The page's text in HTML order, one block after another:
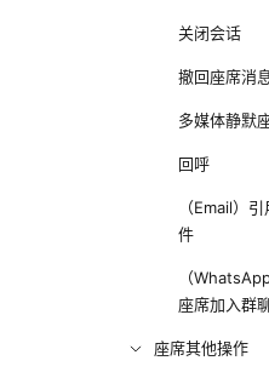
关闭会话
撤回座席消
多媒体静默
回呼
（Email）
件
（
座席加入群
座席其他操作